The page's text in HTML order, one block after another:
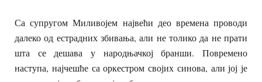
Са супругом Миливојем највећи део времена проводи
далеко од естрадних збивања, али не толико да не прати
шта се дешава у народњачкој бранши. Повремено
наступа, најчешће са оркестром својих синова, али јој је